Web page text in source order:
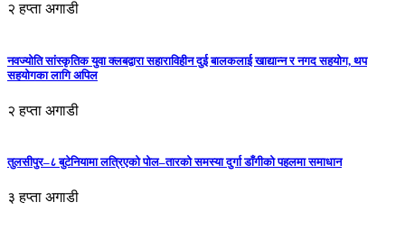
२ हप्ता अगाडी
नवज्योति सांस्कृतिक युवा क्लबद्वारा सहाराविहीन दुई बालकलाई खाद्यान्न र नगद सहयोग, थप
सहयोगका लागि अपिल
२ हप्ता अगाडी
तुलसीपुर–८ बुटेनियामा लत्रिएको पोल–तारको समस्या दुर्गा डाँगीको पहलमा समाधान
३ हप्ता अगाडी